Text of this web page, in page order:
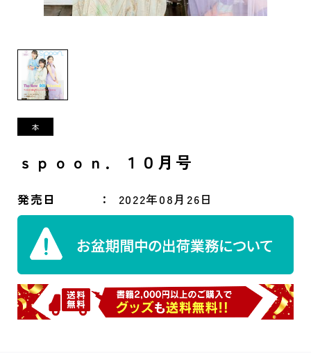
ｓｐｏｏｎ．１０月号
発売日 2022年08月26日